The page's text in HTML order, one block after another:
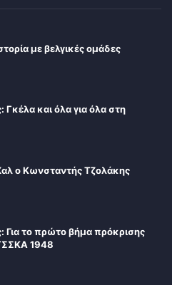
με βελγικές ομάδες
Γκέλα και όλα για όλα στη
ο Κωνσταντής Τζολάκης
Για το πρώτο βήμα πρόκρισης
1948